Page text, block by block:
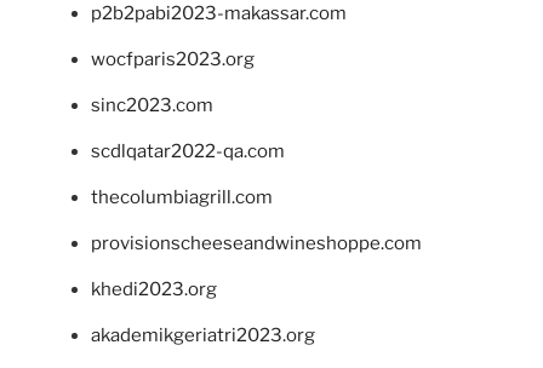
p2b2pabi2023-makassar.com
wocfparis2023.org
sinc2023.com
scdlqatar2022-qa.com
thecolumbiagrill.com
provisionscheeseandwineshoppe.com
khedi2023.org
akademikgeriatri2023.org